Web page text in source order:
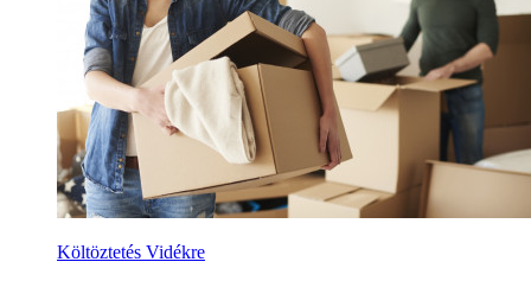
Költöztetés Vidékre